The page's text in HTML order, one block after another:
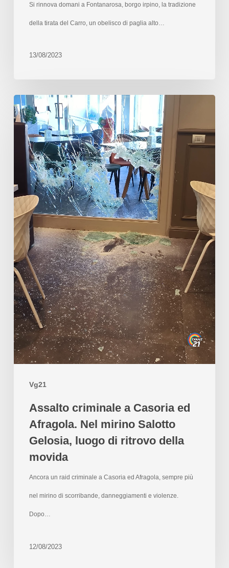
Si rinnova domani a Fontanarosa, borgo irpino, la tradizione
della tirata del Carro, un obelisco di paglia alto…
13/08/2023
Vg21
Assalto criminale a Casoria ed
Afragola. Nel mirino Salotto
Gelosia, luogo di ritrovo della
movida
Ancora un raid criminale a Casoria ed Afragola, sempre più
nel mirino di scorribande, danneggiamenti e violenze.
Dopo…
12/08/2023